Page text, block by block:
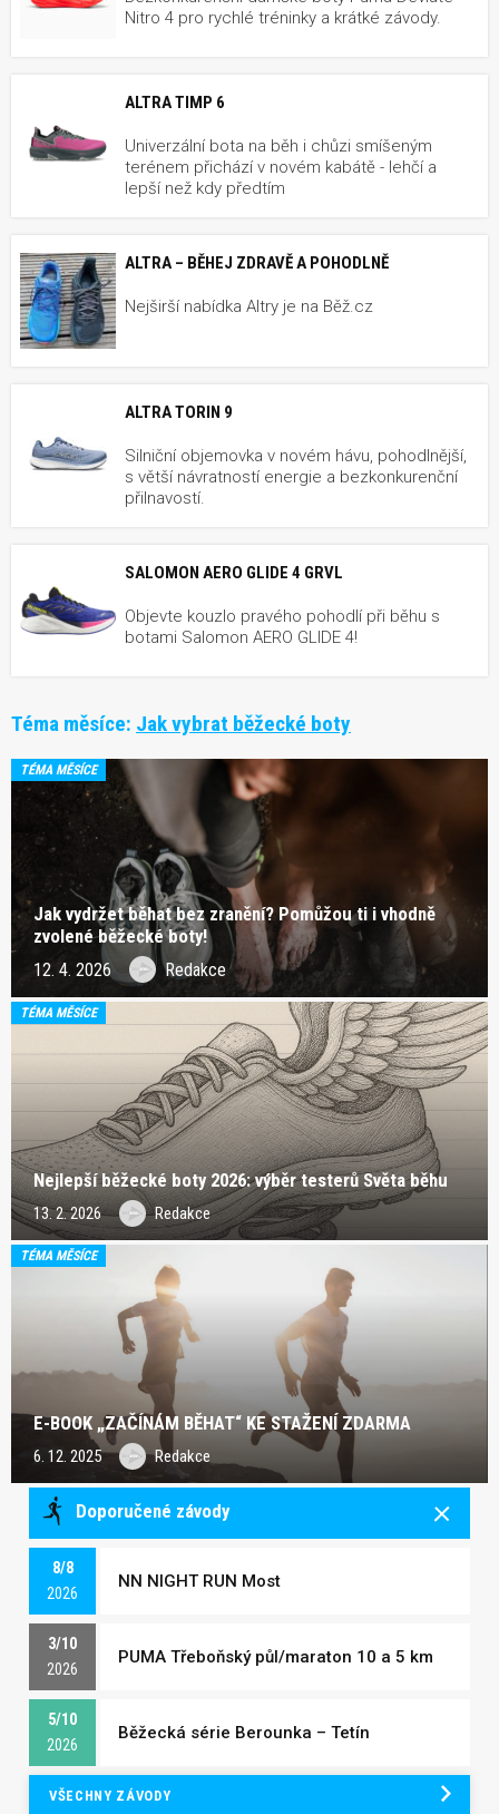
Nitro 4 pro rychlé tréninky a krátké závody.
ALTRA TIMP 6
Univerzální bota na běh i chůzi smíšeným
terénem přichází v novém kabátě - lehčí a
lepší než kdy předtím
ALTRA – BĚHEJ ZDRAVĚ A POHODLNĚ
Nejširší nabídka Altry je na Běž.cz
ALTRA TORIN 9
Silniční objemovka v novém hávu, pohodlnější,
s větší návratností energie a bezkonkurenční
přilnavostí.
SALOMON AERO GLIDE 4 GRVL
Objevte kouzlo pravého pohodlí při běhu s
botami Salomon AERO GLIDE 4!
Téma měsíce: Jak vybrat běžecké boty
TÉMA MĚSÍCE
Jak vydržet běhat bez zranění? Pomůžou ti i vhodně
zvolené běžecké boty!
12. 4. 2026 Redakce
TÉMA MĚSÍCE
Nejlepší běžecké boty 2026: výběr testerů Světa běhu
13. 2. 2026 Redakce
TÉMA MĚSÍCE
E-BOOK „ZAČÍNÁM BĚHAT“ KE STAŽENÍ ZDARMA
6. 12. 2025 Redakce
Doporučené závody
8/8
2026
NN NIGHT RUN Most
3/10
2026
PUMA Třeboňský půl/maraton 10 a 5 km
5/10
2026
Běžecká série Berounka – Tetín
VŠECHNY ZÁVODY